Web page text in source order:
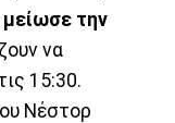
την
να
15:30.
Νέστορ